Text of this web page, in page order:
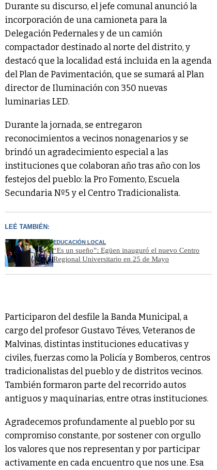
Durante su discurso, el jefe comunal anunció la
incorporación de una camioneta para la
Delegación Pedernales y de un camión
compactador destinado al norte del distrito, y
destacó que la localidad está incluida en la agenda
del Plan de Pavimentación, que se sumará al Plan
director de Iluminación con 350 nuevas
luminarias LED.
Durante la jornada, se entregaron
reconocimientos a vecinos nonagenarios y se
brindó un agradecimiento especial a las
instituciones que colaboran año tras año con los
festejos del pueblo: la Pro Fomento, Escuela
Secundaria Nº5 y el Centro Tradicionalista.
LEÉ TAMBIÉN:
EDUCACIÓN LOCAL
“Es un sueño”: Egüen inauguró el nuevo Centro
Regional Universitario en 25 de Mayo
Participaron del desfile la Banda Municipal, a
cargo del profesor Gustavo Téves, Veteranos de
Malvinas, distintas instituciones educativas y
civiles, fuerzas como la Policía y Bomberos, centros
tradicionalistas del pueblo y de distritos vecinos.
También formaron parte del recorrido autos
antiguos y maquinarias, entre otras instituciones.
Agradecemos profundamente al pueblo por su
compromiso constante, por sostener con orgullo
los valores que nos representan y por participar
activamente en cada encuentro que nos une. Esa